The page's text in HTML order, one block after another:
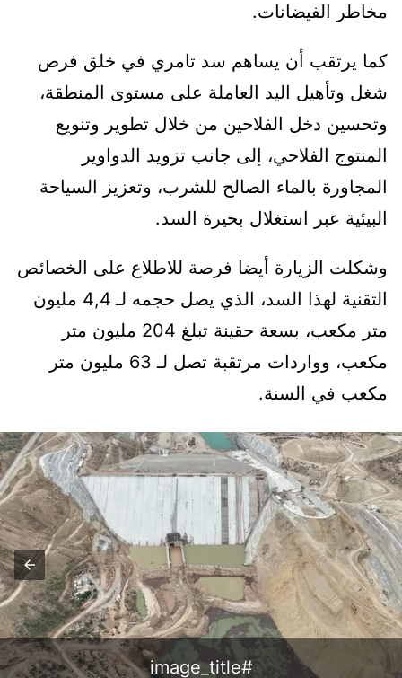
مخاطر الفيضانات.
كما يرتقب أن يساهم سد تامري في خلق فرص
شغل وتأهيل اليد العاملة على مستوى المنطقة،
وتحسين دخل الفلاحين من خلال تطوير وتنويع
المنتوج الفلاحي، إلى جانب تزويد الدواوير
المجاورة بالماء الصالح للشرب، وتعزيز السياحة
البيئية عبر استغلال بحيرة السد.
وشكلت الزيارة أيضا فرصة للاطلاع على الخصائص
التقنية لهذا السد، الذي يصل حجمه لـ 4,4 مليون
متر مكعب، بسعة حقينة تبلغ 204 مليون متر
مكعب، وواردات مرتقبة تصل لـ 63 مليون متر
مكعب في السنة.
#image_title